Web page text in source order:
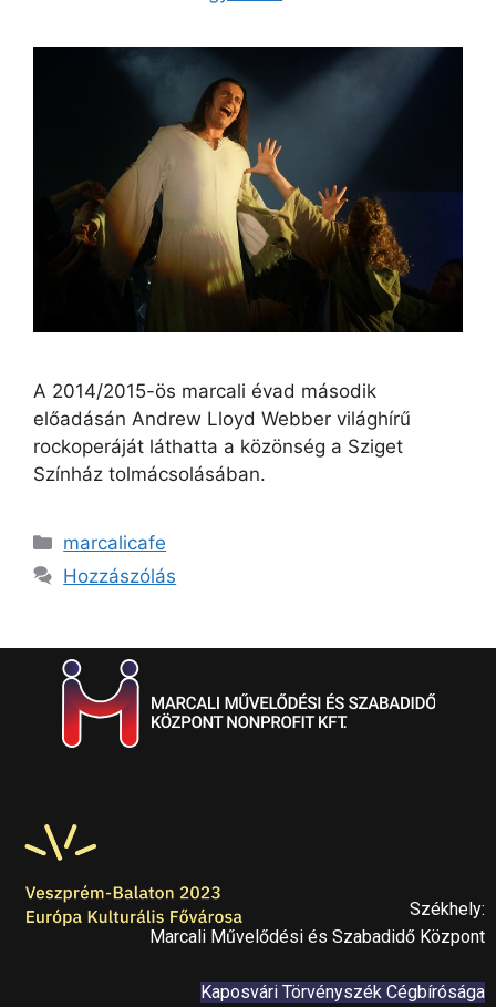
A 2014/2015-ös marcali évad második
előadásán Andrew Lloyd Webber világhírű
rockoperáját láthatta a közönség a Sziget
Színház tolmácsolásában.
marcalicafe
Hozzászólás
Székhely:
Marcali Művelődési és Szabadidő Központ
Kaposvári Törvényszék Cégbírósága